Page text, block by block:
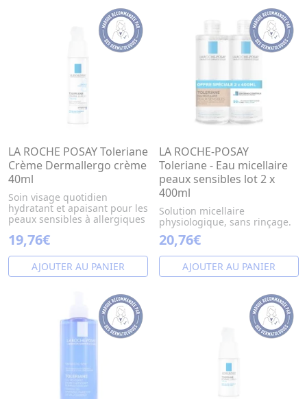
LA ROCHE POSAY Toleriane
Crème Dermallergo crème
40ml
Soin visage quotidien
hydratant et apaisant pour les
peaux sensibles à allergiques
19,76€
AJOUTER AU PANIER
LA ROCHE-POSAY
Toleriane - Eau micellaire
peaux sensibles lot 2 x
400ml
Solution micellaire
physiologique, sans rinçage.
20,76€
AJOUTER AU PANIER